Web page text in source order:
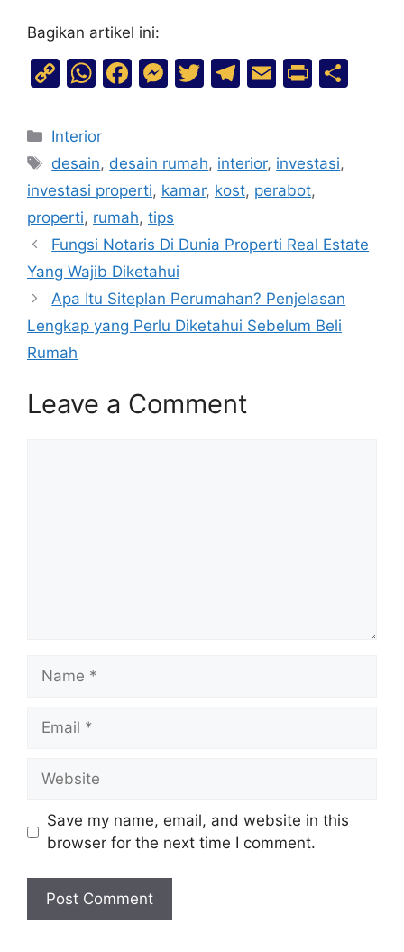
Bagikan artikel ini:
C
p
y
Li
n
k
W
at
s
A
p
p
F
e
b
o
o
k
M
s
e
n
g
er
T
er
T
gr
a
E
l
Pr
Interior
desain, desain rumah, interior, investasi,
investasi properti, kamar, kost, perabot,
properti, rumah, tips
Fungsi Notaris Di Dunia Properti Real Estate
Yang Wajib Diketahui
Apa Itu Siteplan Perumahan? Penjelasan
Lengkap yang Perlu Diketahui Sebelum Beli
Rumah
Leave a Comment
Save my name, email, and website in this
browser for the next time I comment.